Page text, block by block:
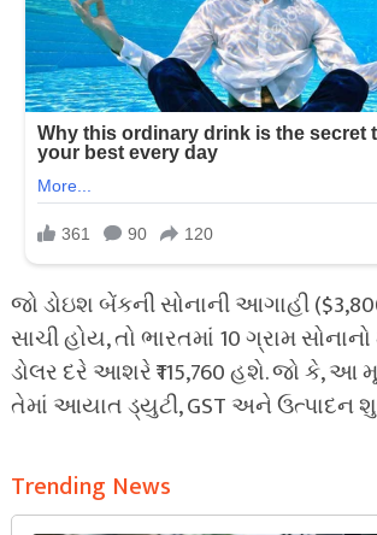
જો ડોઇશ બેંકની સોનાની આગાહી
સાચી હોય, તો ભારતમાં 10 ગ્રામ
ડોલર દરે આશરે ₹115,760 હશે. જો કે,
તેમાં આયાત ડ્યુટી, GST અને ઉત્પાદન
Trending News